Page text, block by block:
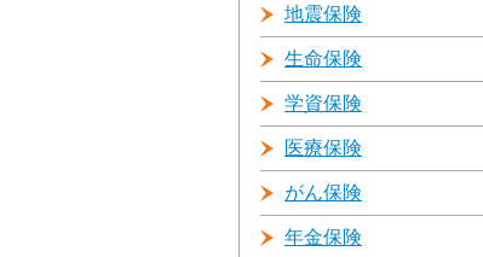
地震保険
生命保険
学資保険
医療保険
がん保険
年金保険